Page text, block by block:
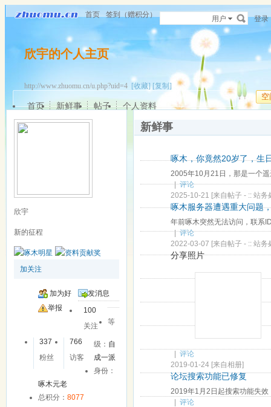
首页 签到（赠积分） 用户 登录
欣宇的个人主页
http://www.zhuomu.cn/u.php?uid=4 [收藏] [复制]
空
首页 新鲜事 帖子 个人资料
欣宇
新的征程
加关注
加为好
友
发消息
举报
100
关注
337
粉丝
766
访客
等
级： 自
成一派
身份：
啄木元老
总积分： 8077
新鲜事
啄木，你竟然20岁了，生
2005年10月21日，那是一个
|评论
2025-10-21 [来自帖子 - :: 站务
啄木服务器遭遇重大问题
年前啄木突然无法访问，联系
|评论
2022-03-07 [来自帖子 - :: 站务
分享照片
| 评论
2019-01-24 [来自相册]
论坛搜索功能已修复
2019年1月2日起搜索功能失
| 评论